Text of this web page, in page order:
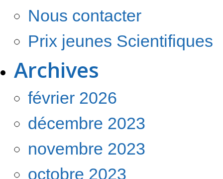
Nous contacter
Prix jeunes Scientifiques
Archives
février 2026
décembre 2023
novembre 2023
octobre 2023